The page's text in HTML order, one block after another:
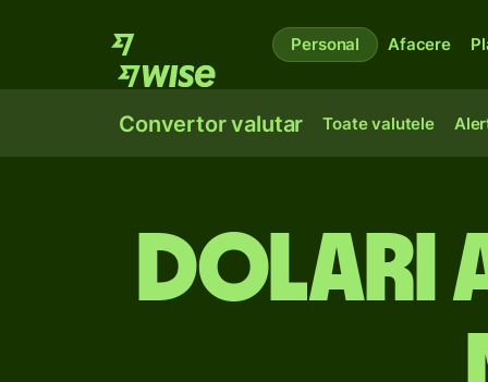
Personal Afacere
Convertor valutar Toate valutele
Dolari